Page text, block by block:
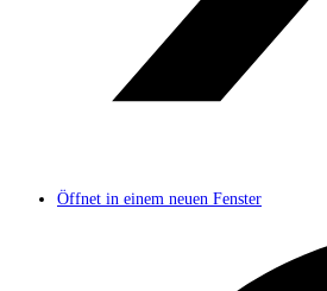
Öffnet in einem neuen Fenster